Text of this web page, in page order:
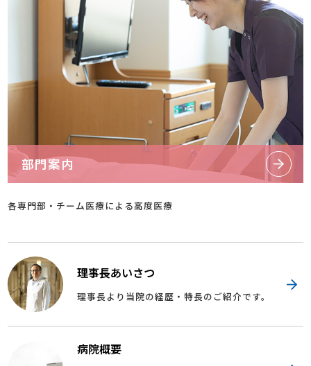
部門案内
各専門部・チーム医療による高度医療
理事長あいさつ
理事長より当院の経歴・特長のご紹介です。
病院概要